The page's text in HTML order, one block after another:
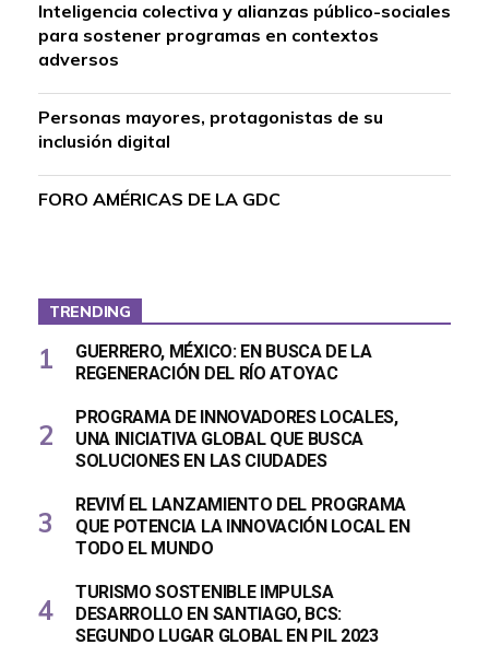
Inteligencia colectiva y alianzas público-sociales
para sostener programas en contextos
adversos
Personas mayores, protagonistas de su
inclusión digital
FORO AMÉRICAS DE LA GDC
TRENDING
GUERRERO, MÉXICO: EN BUSCA DE LA
REGENERACIÓN DEL RÍO ATOYAC
PROGRAMA DE INNOVADORES LOCALES,
UNA INICIATIVA GLOBAL QUE BUSCA
SOLUCIONES EN LAS CIUDADES
REVIVÍ EL LANZAMIENTO DEL PROGRAMA
QUE POTENCIA LA INNOVACIÓN LOCAL EN
TODO EL MUNDO
TURISMO SOSTENIBLE IMPULSA
DESARROLLO EN SANTIAGO, BCS:
SEGUNDO LUGAR GLOBAL EN PIL 2023